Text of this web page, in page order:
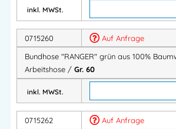
Zuverlässige Arbeitskleidung für
Produktvorteile auf einen Blick
✔ 100 % Baumwolle
✔ Strapazierfähige Verarbeitung
✔ Robuste Dreifachnähte
inkl. MWSt.
0715260
Auf Anfrage
Bundhose "RANGER" grün aus 100%
Arbeitshose / Gr. 60
inkl. MWSt.
0715262
Auf Anfrage